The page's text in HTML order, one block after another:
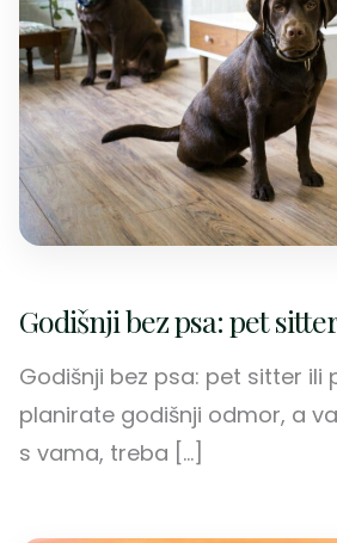
Godišnji bez psa: pet
Godišnji bez psa: pet sitter ili
planirate godišnji odmor, a
s vama, treba […]